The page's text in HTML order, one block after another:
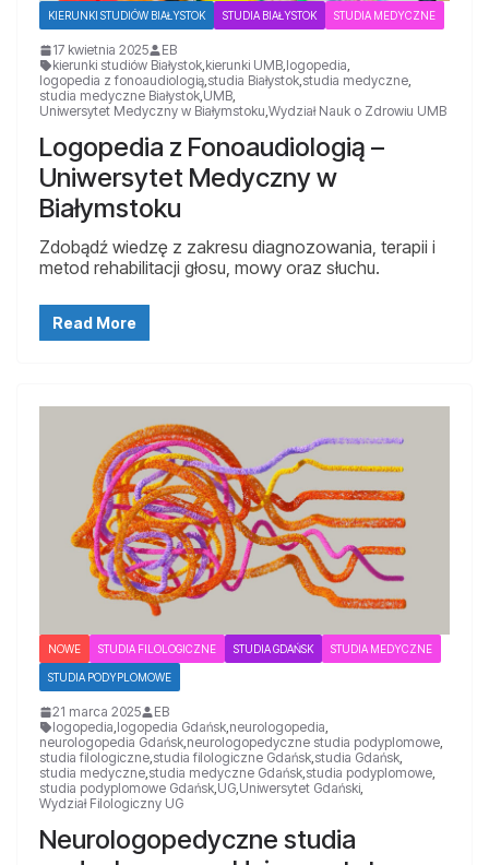
KIERUNKI STUDIÓW BIAŁYSTOK STUDIA BIAŁYSTOK STUDIA MEDYCZNE
17 kwietnia 2025
EB
kierunki studiów Białystok,kierunki UMB,logopedia,
logopedia z fonoaudiologią,studia Białystok,studia medyczne,
studia medyczne Białystok,UMB,
Uniwersytet Medyczny w Białymstoku,Wydział Nauk o Zdrowiu UMB
Logopedia z Fonoaudiologią –
Uniwersytet Medyczny w
Białymstoku
Zdobądź wiedzę z zakresu diagnozowania, terapii i
metod rehabilitacji głosu, mowy oraz słuchu.
Read More
NOWE STUDIA FILOLOGICZNE STUDIA GDAŃSK STUDIA MEDYCZNE
STUDIA PODYPLOMOWE
21 marca 2025
EB
logopedia,logopedia Gdańsk,neurologopedia,
neurologopedia Gdańsk,neurologopedyczne studia podyplomowe,
studia filologiczne,studia filologiczne Gdańsk,studia Gdańsk,
studia medyczne,studia medyczne Gdańsk,studia podyplomowe,
studia podyplomowe Gdańsk,UG,Uniwersytet Gdański,
Wydział Filologiczny UG
Neurologopedyczne studia